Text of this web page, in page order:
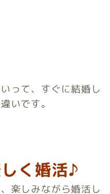
って、すぐに結婚し
いです。
く婚活♪
楽しみながら婚活し